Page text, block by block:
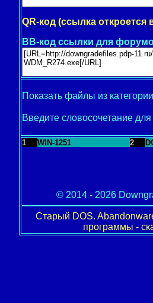
QR-код (ссылка
BB-код ссылки для
Показать файлы из
Введите словосочетание
1 WIN-1251 2
© 2014 - 2026
Старый DOS.
программы -